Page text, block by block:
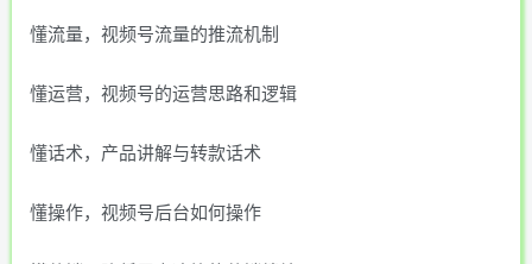
懂流量，视频号流量的推流机制
懂运营，视频号的运营思路和逻辑
懂话术，产品讲解与转款话术
懂操作，视频号后台如何操作